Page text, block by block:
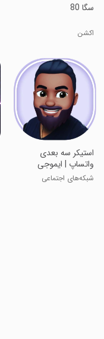
سگا 80
اکشن
استیکر سه بعدی
واتساپ | ایموجی
شبکه‌های اجتماعی